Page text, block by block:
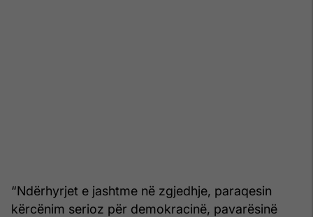
“Ndërhyrjet e jashtme në zgjedhje, paraqesin
kërcënim serioz për demokracinë, pavarësinë